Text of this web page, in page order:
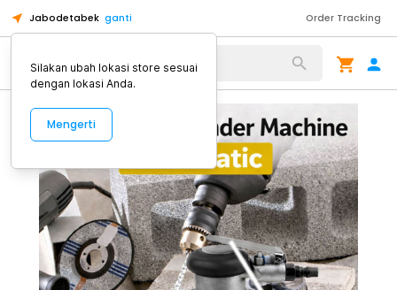
Jabodetabek ganti Order Tracking
Alat Kopi
Silakan ubah lokasi store sesuai
dengan lokasi Anda.
Mengerti